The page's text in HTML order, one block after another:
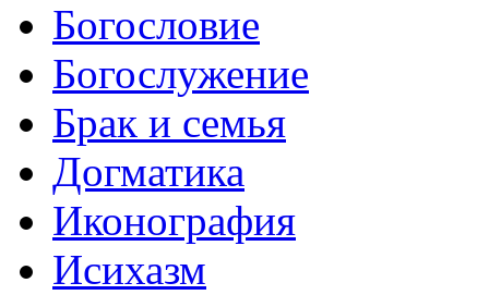
Богословие
Богослужение
Брак и семья
Догматика
Иконография
Исихазм